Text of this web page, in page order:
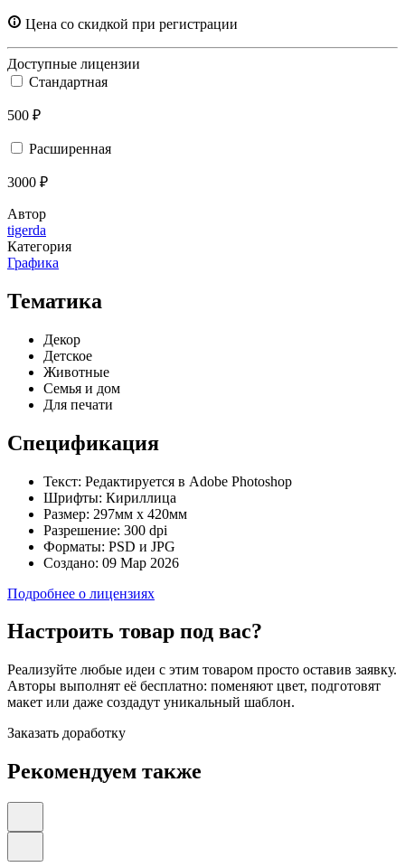
Цена со скидкой при регистрации
Доступные лицензии
Стандартная
500 ₽
Расширенная
3000 ₽
Автор
tigerda
Категория
Графика
Тематика
Декор
Детское
Животные
Семья и дом
Для печати
Спецификация
Текст: Редактируется в Adobe Photoshop
Шрифты: Кириллица
Размер: 297мм х 420мм
Разрешение: 300 dpi
Форматы: PSD и JPG
Создано: 09 Мар 2026
Подробнее о лицензиях
Настроить товар под вас?
Реализуйте любые идеи с этим товаром просто оставив заявку.
Авторы выполнят её бесплатно: поменяют цвет, подготовят
макет или даже создадут уникальный шаблон.
Заказать доработку
Рекомендуем также